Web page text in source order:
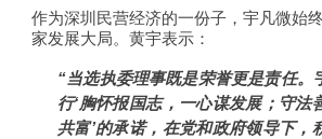
作为深圳民营经济的一份子，宇凡微始
家发展大局。黄宇表示：
“当选执委理事既是荣誉更是责任。
行‘胸怀报国志，一心谋发展；守法
共富’的承诺，在党和政府领导下，